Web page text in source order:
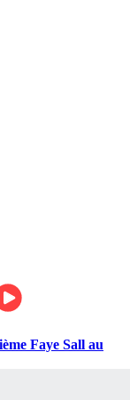
Faye Sall au